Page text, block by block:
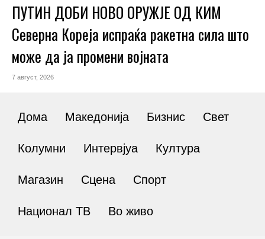
ПУТИН ДОБИ НОВО ОРУЖЈЕ ОД КИМ
Северна Кореја испраќа ракетна сила што
може да ја промени војната
7 август, 2026
Дома Македонија Бизнис Свет
Колумни Интервјуа Култура
Магазин Сцена Спорт
Национал ТВ Во живо